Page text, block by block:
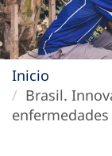
Inicio
Brasil.